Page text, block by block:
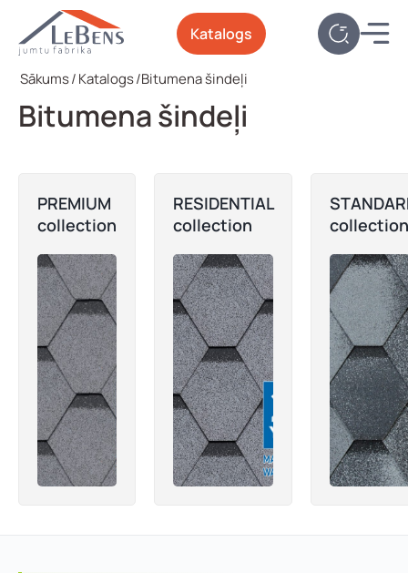
Katalogs
Sākums/Katalogs/Bitumena šindeļi
Bitumena šindeļi
PREMIUM
collection
RESIDENTIAL
collection
collection